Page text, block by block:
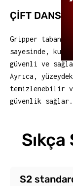
ÇİFT
Gripper taban,
sayesinde,
güvenli ve
Ayrıca,
temizlenebilir
güvenlik sağlar.
S2